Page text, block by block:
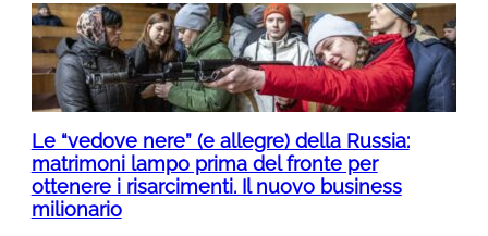
Le “vedove nere” (e allegre) della Russia:
matrimoni lampo prima del fronte per
ottenere i risarcimenti. Il nuovo business
milionario